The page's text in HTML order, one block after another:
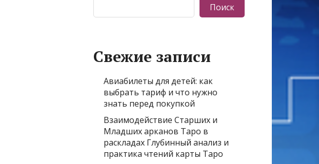
Поиск
Свежие записи
Авиабилеты для детей: как
выбрать тариф и что нужно
знать перед покупкой
Взаимодействие Старших и
Младших арканов Таро в
раскладах Глубинный анализ и
практика чтений карты Таро